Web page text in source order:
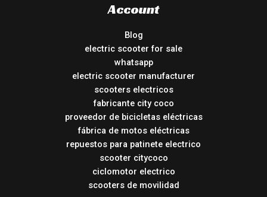
Account
Blog
electric scooter for sale
whatsapp
electric scooter manufacturer
scooters electricos
fabricante city coco
proveedor de bicicletas eléctricas
fábrica de motos eléctricas
repuestos para patinete electrico
scooter citycoco
ciclomotor electrico
scooters de movilidad